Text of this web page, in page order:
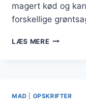
magert kød og
forskellige
LÆS MEREKYLLING
MAD OPSKRIFTER